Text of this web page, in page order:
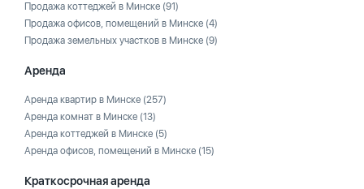
Продажа коттеджей в Минске (91)
Продажа офисов, помещений в Минске (4)
Продажа земельных участков в Минске (9)
Аренда
Аренда квартир в Минске (257)
Аренда комнат в Минске (13)
Аренда коттеджей в Минске (5)
Аренда офисов, помещений в Минске (15)
Краткосрочная аренда